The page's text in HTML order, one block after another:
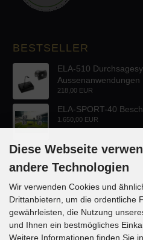
BESTSELLER
ELA-510
Aussenanwendungen
218,00 EUR
ELA-SPORT-40
1.650,00 EUR
KONTAKT
Lautsprecher-OnlineShop.de
Diese Webseite
andere Technologien
Wir verwenden Cookies und
Drittanbietern, um die ordentliche
gewährleisten, die Nutzung
und Ihnen ein bestmögliches
Weitere Informationen finden Sie